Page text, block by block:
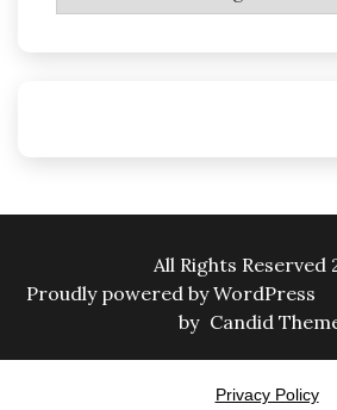
All Rights Reserved
Proudly powered by WordPress
by Candid
Privacy Policy